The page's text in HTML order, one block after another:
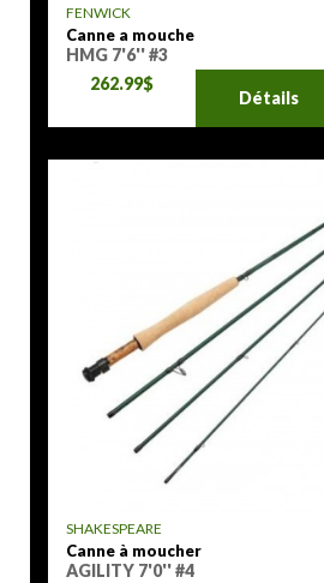
FENWICK
Canne a mouche
HMG 7'6'' #3
262.99$
Détails
SHAKESPEARE
Canne à moucher
AGILITY 7'0'' #4